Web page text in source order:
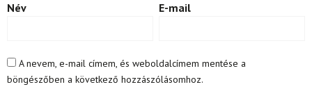
Név E-mail
A nevem, e-mail címem, és weboldalcímem mentése a
böngészőben a következő hozzászólásomhoz.